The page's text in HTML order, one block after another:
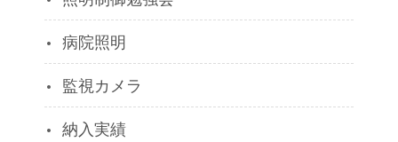
病院照明
監視カメラ
納入実績